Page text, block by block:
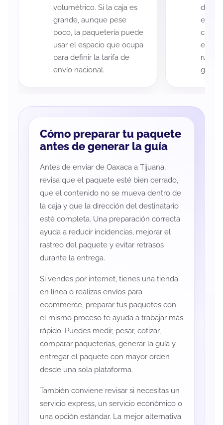
volumétrico. Si la caja es
grande, aunque pese
poco, la paquetería puede
usar el espacio que ocupa
para definir la tarifa de
envío nacional.
de
cada
es
ruta
guía
Cómo preparar tu paquete
antes de generar la guía
Antes de enviar de Oaxaca a Tijuana,
revisa que el paquete esté bien cerrado,
que el contenido no se mueva dentro de
la caja y que la dirección del destinatario
esté completa. Una preparación correcta
ayuda a reducir incidencias, mejorar el
rastreo del paquete y evitar retrasos
durante la entrega.
Si vendes por internet, tienes una tienda
en línea o realizas envíos para
ecommerce, preparar tus paquetes con
el mismo proceso te ayuda a trabajar más
rápido. Puedes medir, pesar, cotizar,
comparar paqueterías, generar la guía y
entregar el paquete con mayor orden
desde una sola plataforma.
También conviene revisar si necesitas un
servicio express, un servicio económico o
una opción estándar. La mejor alternativa